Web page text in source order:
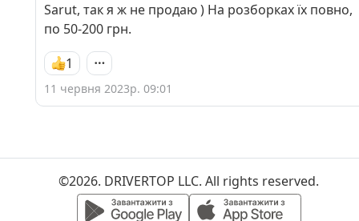
Sarut, так я ж не продаю ) На розборках їх повно,
по 50-200 грн.
1
11 червня 2023р. 09:01
©2026. DRIVERTOP LLC. All rights reserved.